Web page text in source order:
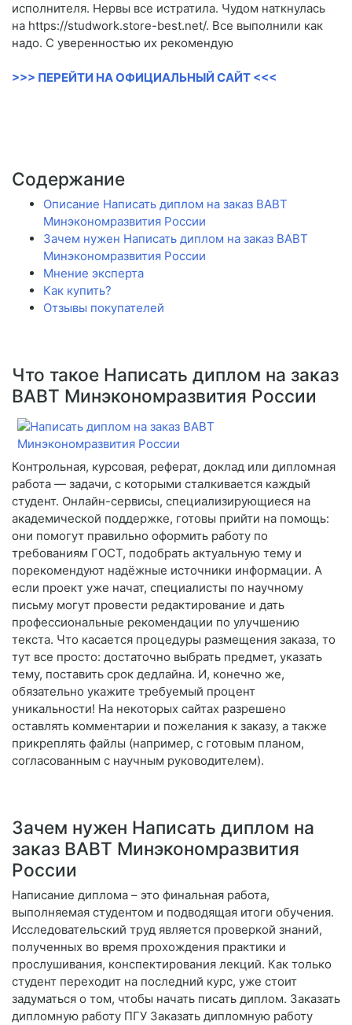
исполнителя. Нервы все истратила. Чудом наткнулась
на https://studwork.store-best.net/. Все выполнили как
надо. С уверенностью их рекомендую
>>> ПЕРЕЙТИ НА ОФИЦИАЛЬНЫЙ САЙТ <<<
Содержание
Описание Написать диплом на заказ ВАВТ
Минэкономразвития России
Зачем нужен Написать диплом на заказ ВАВТ
Минэкономразвития России
Мнение эксперта
Как купить?
Отзывы покупателей
Что такое Написать диплом на заказ
ВАВТ Минэкономразвития России
Контрольная, курсовая, реферат, доклад или дипломная
работа — задачи, с которыми сталкивается каждый
студент. Онлайн-сервисы, специализирующиеся на
академической поддержке, готовы прийти на помощь:
они помогут правильно оформить работу по
требованиям ГОСТ, подобрать актуальную тему и
порекомендуют надёжные источники информации. А
если проект уже начат, специалисты по научному
письму могут провести редактирование и дать
профессиональные рекомендации по улучшению
текста. Что касается процедуры размещения заказа, то
тут все просто: достаточно выбрать предмет, указать
тему, поставить срок дедлайна. И, конечно же,
обязательно укажите требуемый процент
уникальности! На некоторых сайтах разрешено
оставлять комментарии и пожелания к заказу, а также
прикреплять файлы (например, с готовым планом,
согласованным с научным руководителем).
Зачем нужен Написать диплом на
заказ ВАВТ Минэкономразвития
России
Написание диплома – это финальная работа,
выполняемая студентом и подводящая итоги обучения.
Исследовательский труд является проверкой знаний,
полученных во время прохождения практики и
прослушивания, конспектирования лекций. Как только
студент переходит на последний курс, уже стоит
задуматься о том, чтобы начать писать диплом. Заказать
дипломную работу ПГУ Заказать дипломную работу